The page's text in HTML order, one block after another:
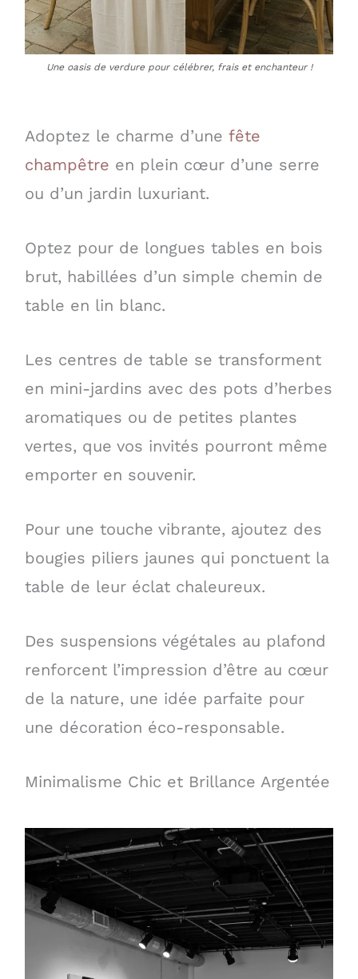
Une oasis de verdure pour célébrer, frais et enchanteur !
Adoptez le charme d’une fête
champêtre en plein cœur d’une serre
ou d’un jardin luxuriant.
Optez pour de longues tables en bois
brut, habillées d’un simple chemin de
table en lin blanc.
Les centres de table se transforment
en mini-jardins avec des pots d’herbes
aromatiques ou de petites plantes
vertes, que vos invités pourront même
emporter en souvenir.
Pour une touche vibrante, ajoutez des
bougies piliers jaunes qui ponctuent la
table de leur éclat chaleureux.
Des suspensions végétales au plafond
renforcent l’impression d’être au cœur
de la nature, une idée parfaite pour
une décoration éco-responsable.
Minimalisme Chic et Brillance Argentée